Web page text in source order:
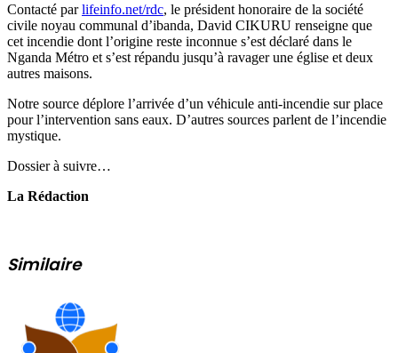
Contacté parlifeinfo.net/rdc, le président honoraire de la société
civile noyau communal d’ibanda, David CIKURU renseigne que
cet incendie dont l’origine reste inconnue s’est déclaré dans le
Nganda Métro et s’est répandu jusqu’à ravager une église et deux
autres maisons.
Notre source déplore l’arrivée d’un véhicule anti-incendie sur place
pour l’intervention sans eaux. D’autres sources parlent de l’incendie
mystique.
Dossier à suivre…
La Rédaction
Similaire